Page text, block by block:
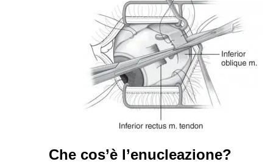
Che cos’è l’enucleazione?